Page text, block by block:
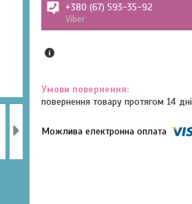
+380 (67) 593-35-92
Viber
повернення товару протягом 14